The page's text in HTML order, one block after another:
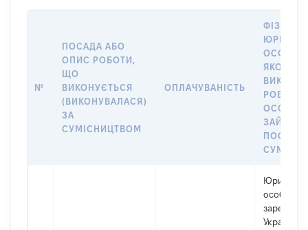
№
ПОСАДА АБО
ОПИС РОБОТИ,
ЩО
ВИКОНУЄТЬСЯ
(ВИКОНУВАЛАСЯ)
ЗА
СУМІСНИЦТВОМ
ОПЛАЧУВАНІСТЬ
ОСОБА,
ЯКОЇ
РОБОТА
ОСОБА
ПОСАДУ
Юридична
особа,
Україні